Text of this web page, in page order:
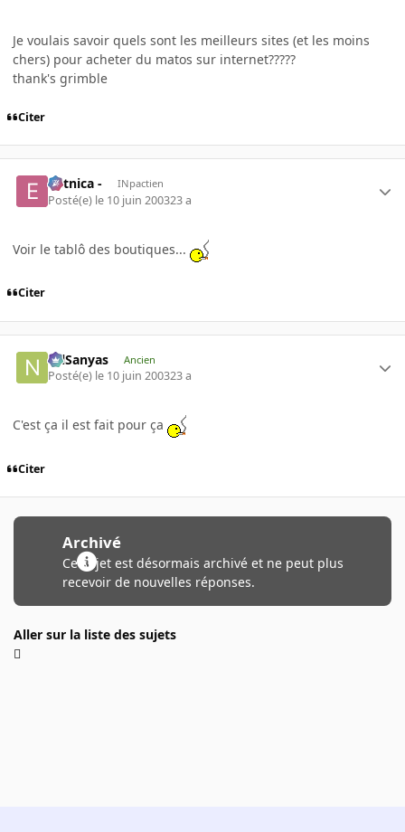
Je voulais savoir quels sont les meilleurs sites (et les moins
chers) pour acheter du matos sur internet?????
thank's grimble
Citer
- etnica - INpactien
Posté(e) le 10 juin 200323 a
Voir le tablô des boutiques...
Citer
NilSanyas Ancien
Posté(e) le 10 juin 200323 a
C'est ça il est fait pour ça
Citer
Archivé
Ce sujet est désormais archivé et ne peut plus
recevoir de nouvelles réponses.
Aller sur la liste des sujets